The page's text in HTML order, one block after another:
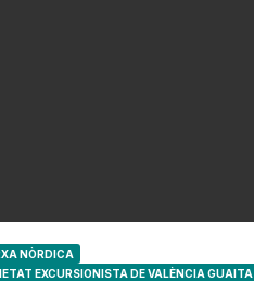
NÒRDICA
EXCURSIONISTA DE VALÈNCIA GUAITA